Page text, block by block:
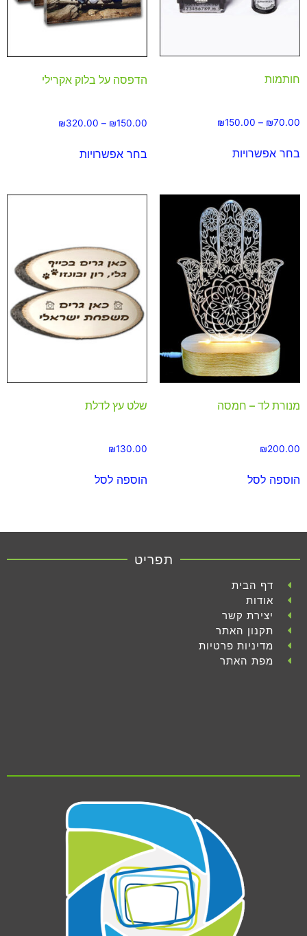
חותמות
₪70.00
–
₪150.00
בחר אפשרויות
הדפסה על בלוק אקרילי
₪150.00
–
₪320.00
בחר אפשרויות
מנורת לד – חמסה
₪200.00
הוספה לסל
שלט עץ לדלת
₪130.00
הוספה לסל
תפריט
דף הבית
אודות
יצירת קשר
תקנון האתר
מדיניות פרטיות
מפת האתר